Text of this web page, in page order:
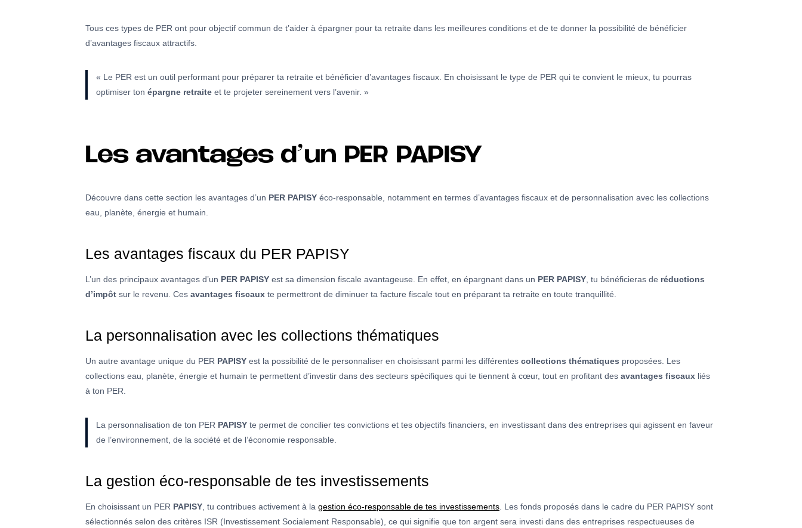
Tous ces types de PER ont pour objectif commun de t’aider à épargner pour ta retraite dans les meilleures conditions et de te donner la possibilité de bénéficier
d’avantages fiscaux attractifs.
« Le PER est un outil performant pour préparer ta retraite et bénéficier d’avantages fiscaux. En choisissant le type de PER qui te convient le mieux, tu pourras
optimiser ton épargne retraite et te projeter sereinement vers l’avenir. »
Les avantages d’un PER PAPISY
Découvre dans cette section les avantages d’un PER PAPISY éco-responsable, notamment en termes d’avantages fiscaux et de personnalisation avec les collections
eau, planète, énergie et humain.
Les avantages fiscaux du PER PAPISY
L’un des principaux avantages d’un PER PAPISY est sa dimension fiscale avantageuse. En effet, en épargnant dans un PER PAPISY , tu bénéficieras de réductions
d’impôt sur le revenu. Ces avantages fiscaux te permettront de diminuer ta facture fiscale tout en préparant ta retraite en toute tranquillité.
La personnalisation avec les collections thématiques
Un autre avantage unique du PER PAPISY est la possibilité de le personnaliser en choisissant parmi les différentes collections thématiques proposées. Les
collections eau, planète, énergie et humain te permettent d’investir dans des secteurs spécifiques qui te tiennent à cœur, tout en profitant des avantages fiscaux liés
à ton PER.
La personnalisation de ton PER PAPISY te permet de concilier tes convictions et tes objectifs financiers, en investissant dans des entreprises qui agissent en faveur
de l’environnement, de la société et de l’économie responsable.
La gestion éco-responsable de tes investissements
En choisissant un PER PAPISY , tu contribues activement à la gestion éco-responsable de tes investissements . Les fonds proposés dans le cadre du PER PAPISY sont
sélectionnés selon des critères ISR (Investissement Socialement Responsable), ce qui signifie que ton argent sera investi dans des entreprises respectueuses de